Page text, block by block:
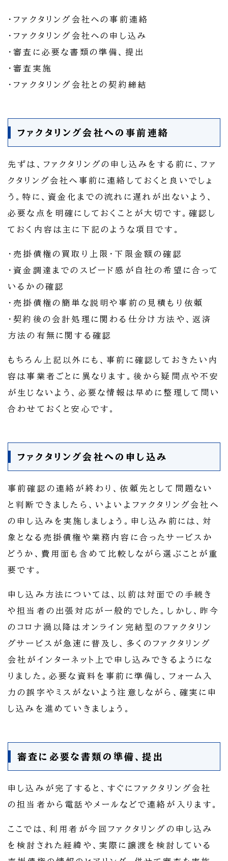
・ファクタリング会社への事前連絡
・ファクタリング会社への申し込み
・審査に必要な書類の準備、提出
・審査実施
・ファクタリング会社との契約締結
ファクタリング会社への事前連絡
先ずは、ファクタリングの申し込みをする前に、ファ
クタリング会社へ事前に連絡しておくと良いでしょ
う。特に、資金化までの流れに遅れが出ないよう、
必要な点を明確にしておくことが大切です。確認し
ておく内容は主に下記のような項目です。
・売掛債権の買取り上限・下限金額の確認
・資金調達までのスピード感が自社の希望に合って
いるかの確認
・売掛債権の簡単な説明や事前の見積もり依頼
・契約後の会計処理に関わる仕分け方法や、返済
方法の有無に関する確認
もちろん上記以外にも、事前に確認しておきたい内
容は事業者ごとに異なります。後から疑問点や不安
が生じないよう、必要な情報は早めに整理して問い
合わせておくと安心です。
ファクタリング会社への申し込み
事前確認の連絡が終わり、依頼先として問題ない
と判断できましたら、いよいよファクタリング会社へ
の申し込みを実施しましょう。申し込み前には、対
象となる売掛債権や業務内容に合ったサービスか
どうか、費用面も含めて比較しながら選ぶことが重
要です。
申し込み方法については、以前は対面での手続き
や担当者の出張対応が一般的でした。しかし、昨今
のコロナ渦以降はオンライン完結型のファクタリン
グサービスが急速に普及し、多くのファクタリング
会社がインターネット上で申し込みできるようにな
りました。必要な資料を事前に準備し、フォーム入
力の誤字やミスがないよう注意しながら、確実に申
し込みを進めていきましょう。
審査に必要な書類の準備、提出
申し込みが完了すると、すぐにファクタリング会社
の担当者から電話やメールなどで連絡が入ります。
ここでは、利用者が今回ファクタリングの申し込み
を検討された経緯や、実際に譲渡を検討している